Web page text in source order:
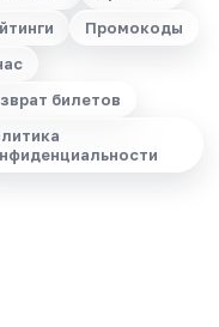
Промокоды
билетов